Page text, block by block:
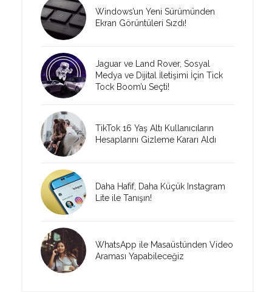
Windows’un Yeni Sürümünden
Ekran Görüntüleri Sızdı!
Jaguar ve Land Rover, Sosyal
Medya ve Dijital İletişimi İçin Tick
Tock Boom’u Seçti!
TikTok 16 Yaş Altı Kullanıcıların
Hesaplarını Gizleme Kararı Aldı
Daha Hafif, Daha Küçük Instagram
Lite ile Tanışın!
WhatsApp ile Masaüstünden Video
Araması Yapabileceğiz